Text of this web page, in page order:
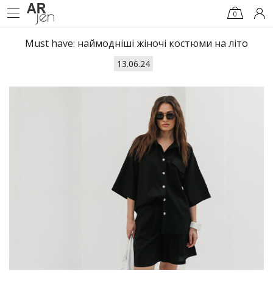
0
Must have: наймодніші жіночі костюми на літо
13.06.24